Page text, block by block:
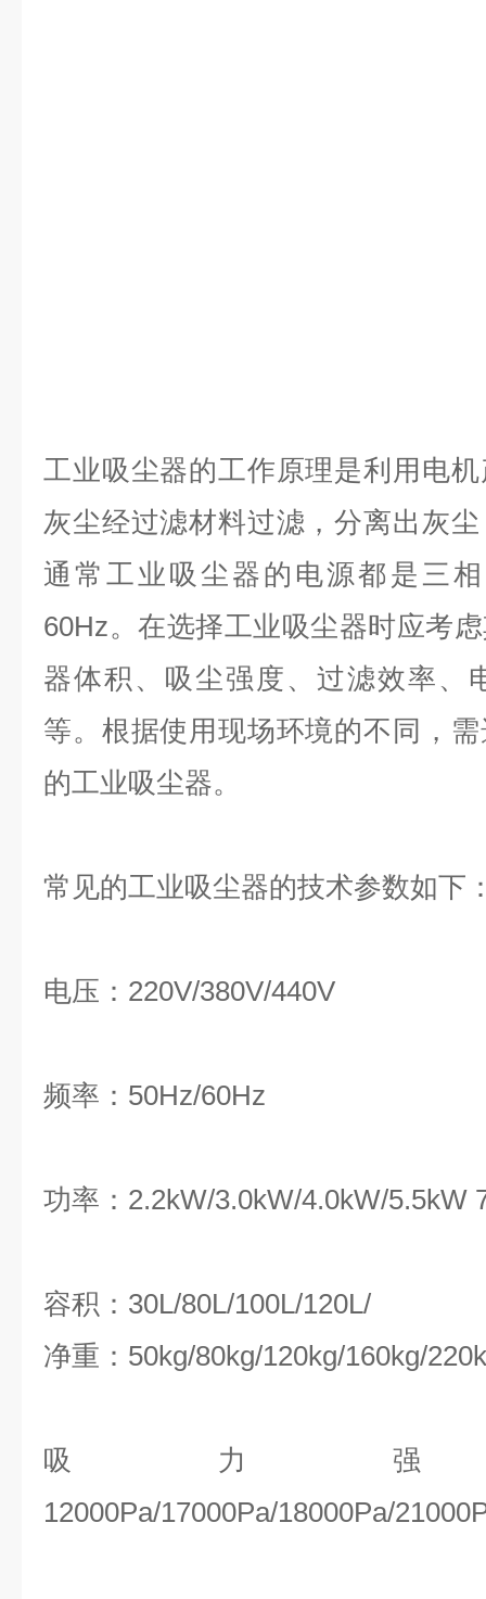
工业吸尘器的工作原理是利用电
灰尘经过滤材料过滤，分离出灰
通常工业吸尘器的电源都是三
60Hz。在选择工业吸尘器时应考
器体积、吸尘强度、过滤效率、
等。根据使用现场环境的不同，
的工业吸尘器。
常见的工业吸尘器的技术参数如下
电压： 220V/380V/440V
频率： 50Hz/60Hz
功率： 2.2kW/3.0kW/4.0kW/5.5kW
容积： 30L/80L/100L/120L/
净重： 50kg/80kg/120kg/160kg/
吸力
12000Pa/17000Pa/18000Pa/21000